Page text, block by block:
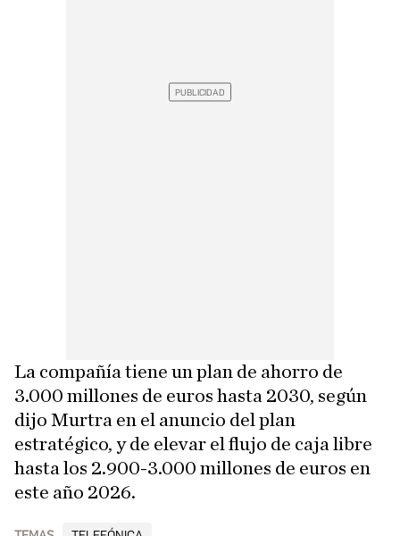
La compañía tiene un plan de ahorro de
3.000 millones de euros hasta 2030, según
dijo Murtra en el anuncio del plan
estratégico, y de elevar el flujo de caja libre
hasta los 2.900-3.000 millones de euros en
este año 2026.